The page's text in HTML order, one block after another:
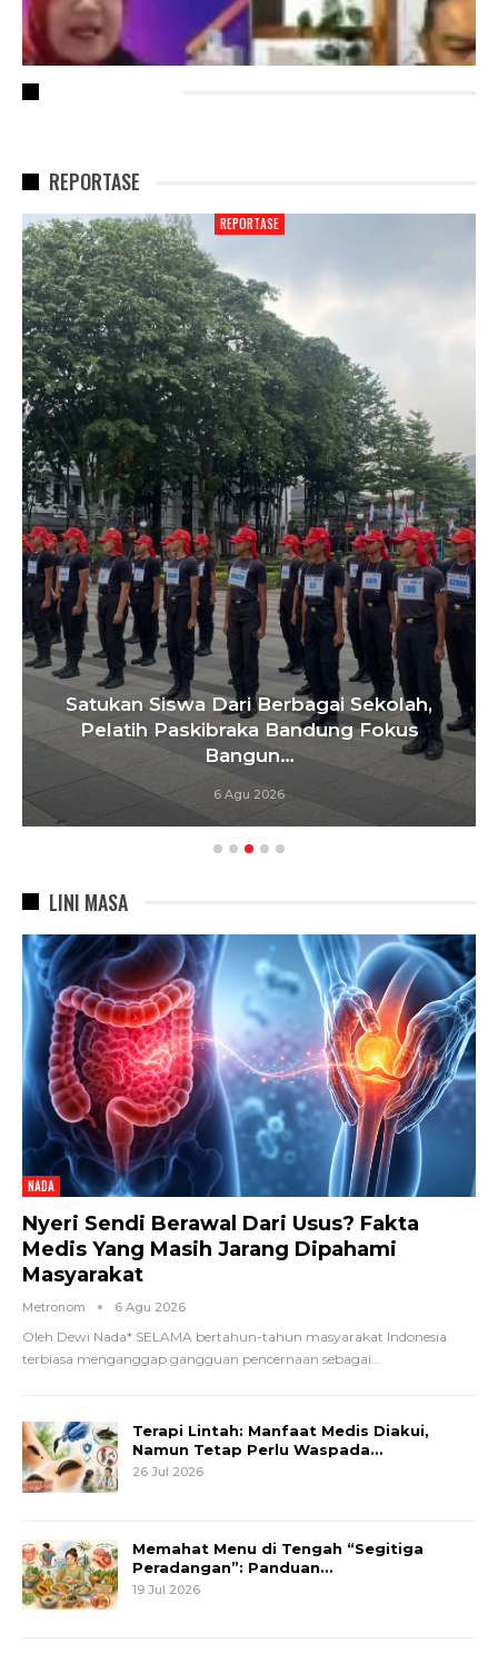
REPORTASE
REPORTASE
Satukan Siswa Dari Berbagai Sekolah,
Pelatih Paskibraka Bandung Fokus
Bangun…
6 Agu 2026
LINI MASA
NADA
Nyeri Sendi Berawal Dari Usus? Fakta
Medis Yang Masih Jarang Dipahami
Masyarakat
Metronom 6 Agu 2026
Oleh Dewi Nada* SELAMA bertahun-tahun masyarakat Indonesia
terbiasa menganggap gangguan pencernaan sebagai…
Terapi Lintah: Manfaat Medis Diakui,
Namun Tetap Perlu Waspada…
26 Jul 2026
Memahat Menu di Tengah “Segitiga
Peradangan”: Panduan…
19 Jul 2026